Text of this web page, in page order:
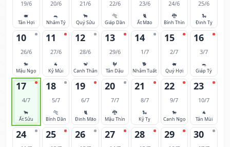
19/6
🐖
Tân Hợi
20/6
🐀
Nhâm Tý
21/6
🐂
Quý Sửu
22/6
🐅
Giáp Dần
23/6
🐈
Ất Mão
24/6
🐉
Bính Thìn
25/6
🐍
Đinh Tỵ
10
26/6
🐎
Mậu Ngọ
11
27/6
🐐
Kỷ Mùi
12
28/6
🐒
Canh Thân
13
29/6
🐓
Tân Dậu
14
1/7
🐕
Nhâm Tuất
15
2/7
🐖
Quý Hợi
16
3/7
🐀
Giáp Tý
17
4/7
🐂
Ất Sửu
18
5/7
🐅
Bính Dần
19
6/7
🐈
Đinh Mão
20
7/7
🐉
Mậu Thìn
21
8/7
🐍
Kỷ Tỵ
22
9/7
🐎
Canh Ngọ
23
10/7
🐐
Tân Mùi
24 25 26 27 28 29 30